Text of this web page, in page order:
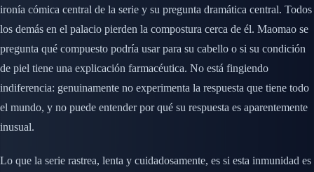
ironía cómica central de la serie y su pregunta dramática central. Todos
los demás en el palacio pierden la compostura cerca de él. Maomao se
pregunta qué compuesto podría usar para su cabello o si su condición
de piel tiene una explicación farmacéutica. No está fingiendo
indiferencia: genuinamente no experimenta la respuesta que tiene todo
el mundo, y no puede entender por qué su respuesta es aparentemente
inusual.
Lo que la serie rastrea, lenta y cuidadosamente, es si esta inmunidad es